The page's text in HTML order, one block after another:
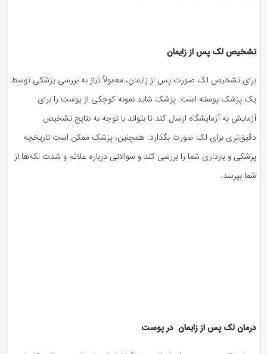
تشخیص لک پس از زایمان
برای تشخیص لک صورت پس از زایمان، معمولاً نیاز به بررسی پزشکی توسط
یک پزشک پوسته است. پزشک شاید نمونه کوچکی از پوست را برای
آزمایش به آزمایشگاه ارسال کند تا بتواند با توجه به نتایج تشخیص
دقیق‌تری برای لک صورت بگذارد. همچنین، پزشک ممکن است تاریخچه
پزشکی و بارداری شما را بررسی کند و سوالاتی درباره علائم و شدت لکه‌ها از
شما بپرسد.
درمان لک پس از زایمان در پوست